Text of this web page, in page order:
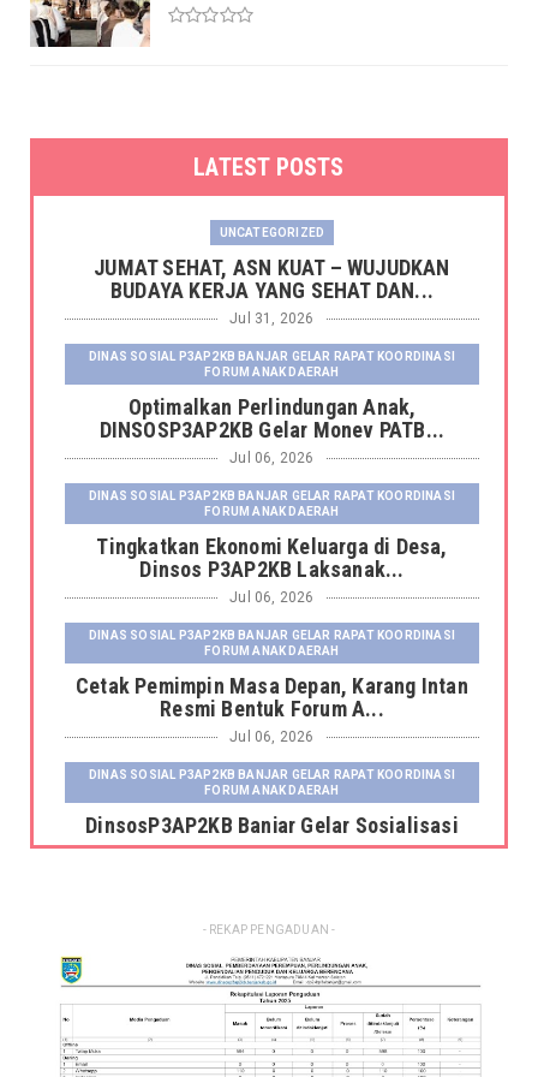
LATEST POSTS
UNCATEGORIZED
JUMAT SEHAT, ASN KUAT – WUJUDKAN
BUDAYA KERJA YANG SEHAT DAN...
Jul 31, 2026
DINAS SOSIAL P3AP2KB BANJAR GELAR RAPAT KOORDINASI
FORUM ANAK DAERAH
Optimalkan Perlindungan Anak,
DINSOSP3AP2KB Gelar Monev PATB...
Jul 06, 2026
DINAS SOSIAL P3AP2KB BANJAR GELAR RAPAT KOORDINASI
FORUM ANAK DAERAH
Tingkatkan Ekonomi Keluarga di Desa,
Dinsos P3AP2KB Laksanak...
Jul 06, 2026
DINAS SOSIAL P3AP2KB BANJAR GELAR RAPAT KOORDINASI
FORUM ANAK DAERAH
Cetak Pemimpin Masa Depan, Karang Intan
Resmi Bentuk Forum A...
Jul 06, 2026
DINAS SOSIAL P3AP2KB BANJAR GELAR RAPAT KOORDINASI
FORUM ANAK DAERAH
DinsosP3AP2KB Banjar Gelar Sosialisasi
Pemutakhiran dan Pemb...
FORUM ANAK DAERAH
Kepala Dinas Sosial P3AP2KB Kabupaten
Banjar Serahkan Fasili...
Jun 23, 2026
DINSOS P3AP2KB BANJAR GELAR RAKOR SISTEM INFORMASI
KELUARGA TAHUN 2026
- REKAP PENGADUAN -